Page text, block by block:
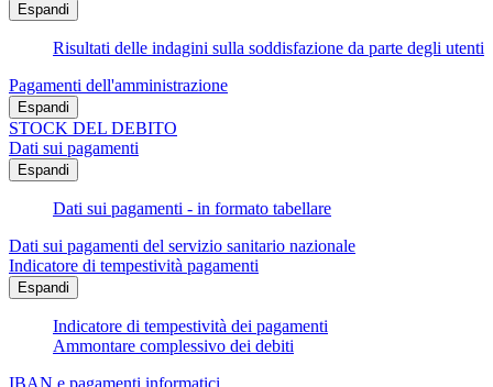
Espandi
Risultati delle indagini sulla soddisfazione da parte degli utenti
Pagamenti dell'amministrazione
Espandi
STOCK DEL DEBITO
Dati sui pagamenti
Espandi
Dati sui pagamenti - in formato tabellare
Dati sui pagamenti del servizio sanitario nazionale
Indicatore di tempestività pagamenti
Espandi
Indicatore di tempestività dei pagamenti
Ammontare complessivo dei debiti
IBAN e pagamenti informatici